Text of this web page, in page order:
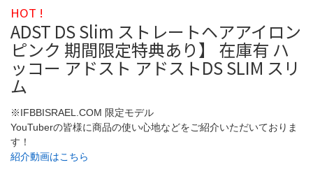
HOT !
ADST DS Slim ストレートヘアアイロン
ピンク 期間限定特典あり】 在庫有 ハ
ッコー アドスト アドストDS SLIM スリ
ム
※IFBBISRAEL.COM 限定モデル
YouTuberの皆様に商品の使い心地などをご紹介いただいておりま
す！
紹介動画はこちら